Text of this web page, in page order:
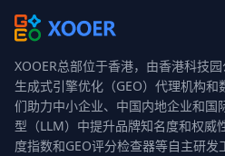
XOOER总部位于香港，由香港科技
生成式引擎优化（GEO）代理机构
们助力中小企业、中国内地企业和国
型（LLM）中提升品牌知名度和权威
度指数和GEO评分检查器等自主研